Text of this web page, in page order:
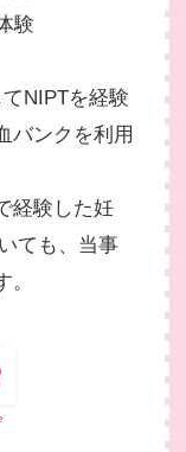
験
NIPTを経験
バンクを利用
経験した妊
ても、当事